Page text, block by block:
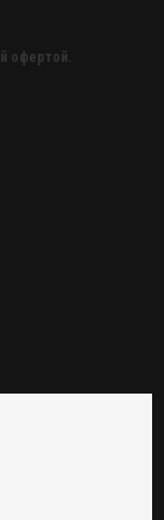
офертой.